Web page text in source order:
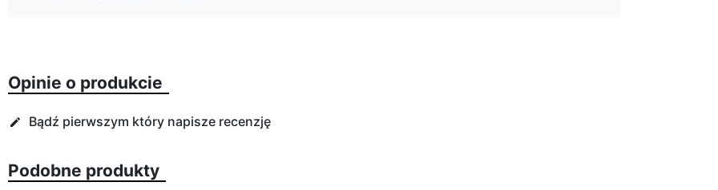
Opinie o produkcie
edit Bądź pierwszym który napisze recenzję
Podobne produkty